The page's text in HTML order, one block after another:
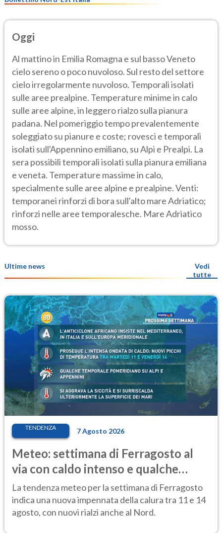
Oggi
Al mattino in Emilia Romagna e sul basso Veneto
cielo sereno o poco nuvoloso. Sul resto del settore
cielo irregolarmente nuvoloso. Temporali isolati
sulle aree prealpine. Temperature minime in calo
sulle aree alpine, in leggero rialzo sulla pianura
padana. Nel pomeriggio tempo prevalentemente
soleggiato su pianure e coste; rovesci e temporali
isolati sull'Appennino emiliano, su Alpi e Prealpi. La
sera possibili temporali isolati sulla pianura emiliana
e veneta. Temperature massime in calo,
specialmente sulle aree alpine e prealpine. Venti:
temporanei rinforzi di bora sull'alto mare Adriatico;
rinforzi nelle aree temporalesche. Mare Adriatico
mosso.
Ultime news
Vedi
tutte
TENDENZA 7 Agosto 2026
Meteo: settimana di Ferragosto al
via con caldo intenso e qualche
temporale
La tendenza meteo per la settimana di Ferragosto
indica una nuova impennata della calura tra 11 e 14
agosto, con nuovi rialzi anche al Nord.